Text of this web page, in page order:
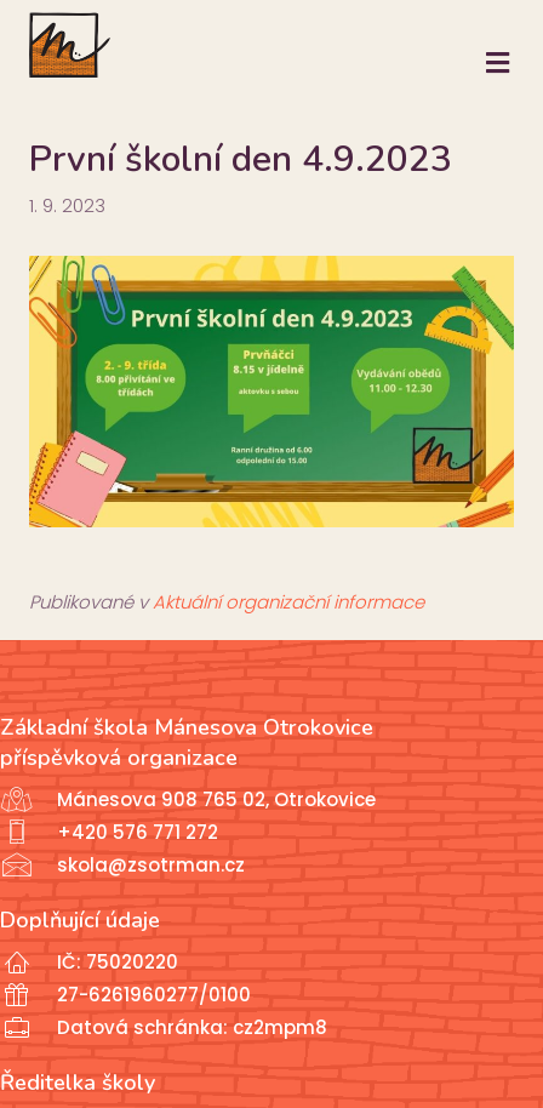
První školní den 4.9.2023
1. 9. 2023
Publikované vAktuální organizační informace
Základní škola Mánesova Otrokovice
příspěvková organizace
Mánesova 908 765 02, Otrokovice
+420 576 771 272
skola@zsotrman.cz
Doplňující údaje
IČ: 75020220
27-6261960277/0100
Datová schránka: cz2mpm8
Ředitelka školy